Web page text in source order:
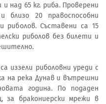
над 65 кг. риба. Проверени
близо 20 правоспособни
риболов. Съставени са 15
риболов без билети и
иззели риболовни уреди с
на река Дунав и вътрешни
година. По подаден
за бракониерски мрежи в